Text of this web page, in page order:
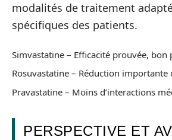
modalités de traitement
spécifiques des patients.
Simvastatine – Efficacité prouvée, bon
Rosuvastatine – Réduction importante
Pravastatine – Moins d’interactions
PERSPECTIVE ET